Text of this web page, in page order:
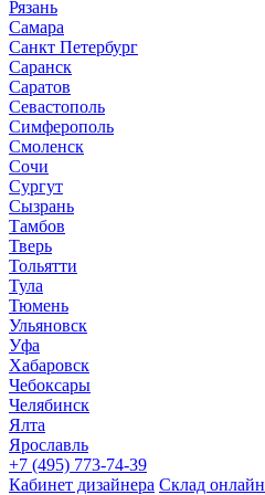
Рязань
Самара
Санкт Петербург
Саранск
Саратов
Севастополь
Симферополь
Смоленск
Сочи
Сургут
Сызрань
Тамбов
Тверь
Тольятти
Тула
Тюмень
Ульяновск
Уфа
Хабаровск
Чебоксары
Челябинск
Ялта
Ярославль
+7 (495) 773-74-39
Кабинет дизайнера Склад онлайн